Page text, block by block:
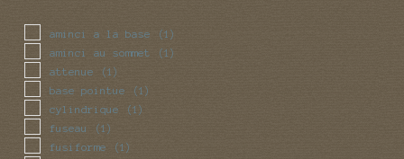
aminci a la base (1)
aminci au sommet (1)
attenue (1)
base pointue (1)
cylindrique (1)
fuseau (1)
fusiforme (1)